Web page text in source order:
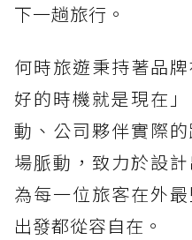
下一趟旅行。
何時旅遊秉持著品
好的時機就是現在
動、公司夥伴實際
場脈動，致力於設
為每一位旅客在外
出發都從容自在。